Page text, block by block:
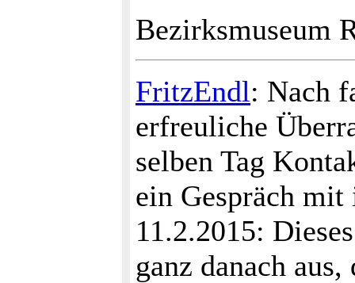
Bezirksmuseum
FritzEndl: Nach
erfreuliche
selben Tag
ein Gespräch
11.2.2015:
ganz danach aus,